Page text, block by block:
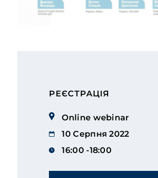
РЕЄСТРАЦІЯ
Online webinar
10 Серпня 2022
16:00 -18:00